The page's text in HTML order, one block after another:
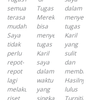
semua
terasa
mudah.
Saya
tidak
perlu
repot-
repot
lagi
melakukan
riset
TugasTuntas.
Mereka
bisa
menyelesaikan
tugas
Karil
saya
dalam
waktu
yang
singkat
dalam
tugas
Karil
yang
sulit
dan
Hasilnya
lulus
Turnitin